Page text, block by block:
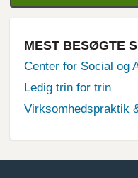
MEST BESØGTE
Center for Social og
Ledig trin for trin
Virksomhedspraktik